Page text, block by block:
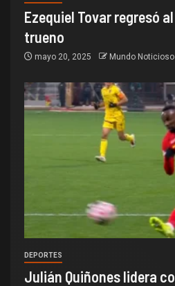
Ezequiel Tovar regresó
trueno
mayo 20, 2025 Mundo Noticioso
DEPORTES
Julián Quiñones lidera